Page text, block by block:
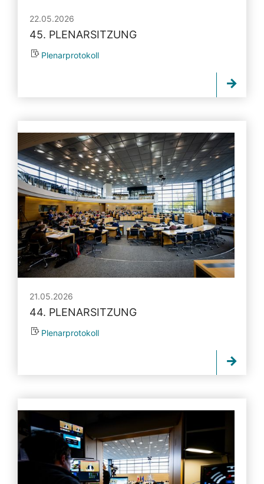
22.05.2026
45. PLENARSITZUNG
Plenarprotokoll
21.05.2026
44. PLENARSITZUNG
Plenarprotokoll